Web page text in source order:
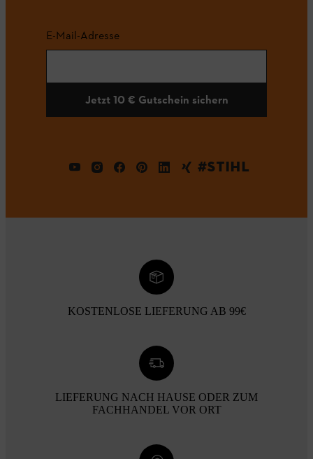
E-Mail-Adresse
Jetzt 10 € Gutschein sichern
#STIHL
KOSTENLOSE LIEFERUNG AB 99€
LIEFERUNG NACH HAUSE ODER ZUM
FACHHANDEL VOR ORT